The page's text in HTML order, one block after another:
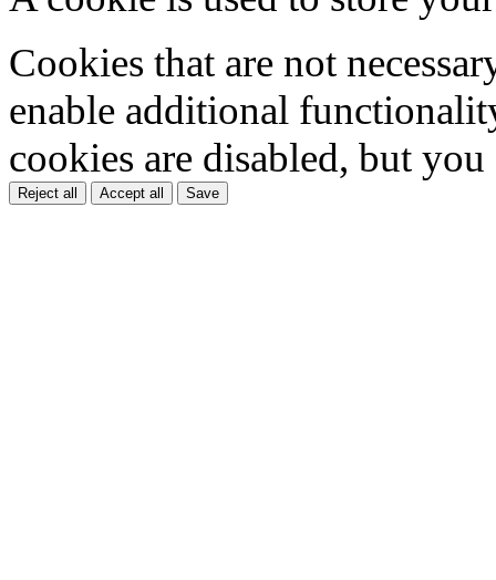
Cookies that are not
enable additional
cookies are disabled, but
Reject all Accept all Save